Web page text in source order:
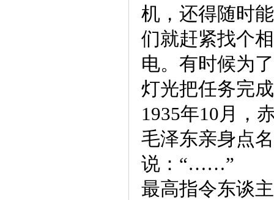
机，还得随时
们就赶紧找个
电。有时候为
灯光把任务完
1935年10月，
毛泽东亲身点
说：“……”
最高指令东谈